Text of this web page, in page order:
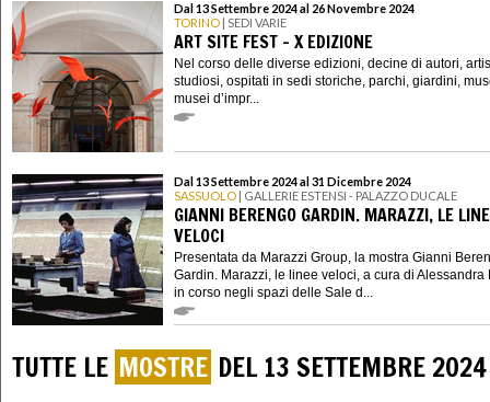
Dal 13 Settembre 2024 al 26 Novembre 2024
TORINO | SEDI VARIE
ART SITE FEST - X EDIZIONE
Nel corso delle diverse edizioni, decine di autori,
studiosi, ospitati in sedi storiche, parchi, giardini,
musei d’impr...
Dal 13 Settembre 2024 al 31 Dicembre 2024
SASSUOLO | GALLERIE ESTENSI - PALAZZO DUCALE
GIANNI BERENGO GARDIN. MARAZZI, LE
VELOCI
Presentata da Marazzi Group, la mostra Gianni
Gardin. Marazzi, le linee veloci, a cura di Alessandra
in corso negli spazi delle Sale d...
TUTTE LE MOSTRE DEL 13 SETTEMBRE 2024